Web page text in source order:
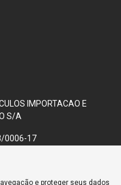
IMPORTACAO E
S/A
0006-17
e proteger seus dados